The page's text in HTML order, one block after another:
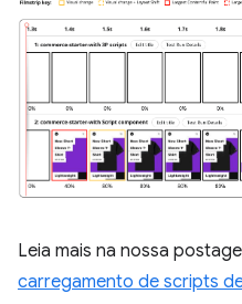
Leia mais na nossa
carregamento de scripts